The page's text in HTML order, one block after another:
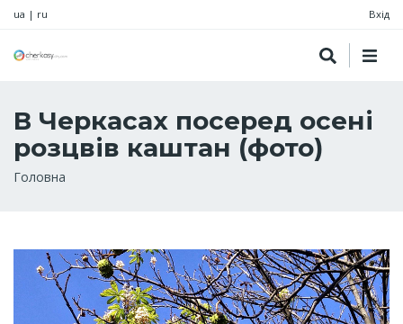
ua | ru Вхід
В Черкасах посеред осені
розцвів каштан (фото)
Рядок
Головна